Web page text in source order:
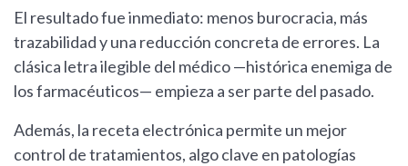
El resultado fue inmediato: menos burocracia, más
trazabilidad y una reducción concreta de errores. La
clásica letra ilegible del médico —histórica enemiga de
los farmacéuticos— empieza a ser parte del pasado.
Además, la receta electrónica permite un mejor
control de tratamientos, algo clave en patologías